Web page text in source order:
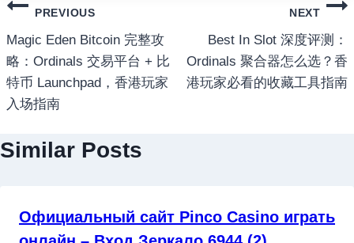
แนะแนว
เรื่อง
PREVIOUS
Magic Eden Bitcoin 完整攻
略：Ordinals 交易平台 + 比
特币 Launchpad，香港玩家
入场指南
NEXT
Best In Slot 深度评测：
Ordinals 聚合器怎么选？香
港玩家必看的收藏工具指南
Similar Posts
Официальный сайт Pinco Casino играть